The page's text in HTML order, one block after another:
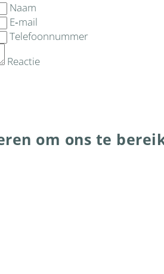
Naam
E‑mail
Telefoonnummer
Reactie
om ons te